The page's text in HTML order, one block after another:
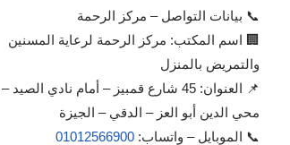
📞 بيانات التواصل – مركز الرحمة
🏢 اسم المكتب: مركز الرحمة لرعاية المسنين
والتمريض بالمنزل
📌 العنوان: 45 شارع قمبيز – أمام نادي الصيد –
محي الدين أبو العز – الدقي – الجيزة
📞 الموبايل – واتساب: 01012566900